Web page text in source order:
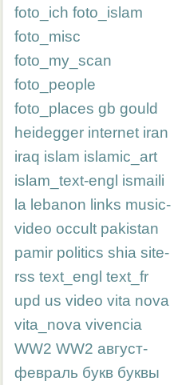
foto_ich foto_islam
foto_misc
foto_my_scan
foto_people
foto_places gb gould
heidegger internet iran
iraq islam islamic_art
islam_text-engl ismaili
la lebanon links music-
video occult pakistan
pamir politics shia site-
rss text_engl text_fr
upd us video vita nova
vita_nova vivencia
WW2 WW2 август-
февраль букв буквы